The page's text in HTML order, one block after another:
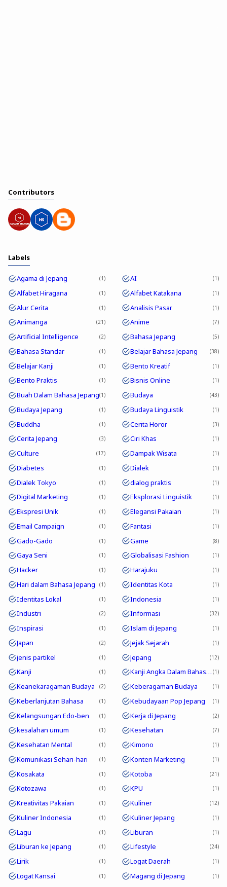
Contributors
Labels
Agama di Jepang 1 AI 1
Alfabet Hiragana 1 Alfabet Katakana 1
Alur Cerita 1 Analisis Pasar 1
Animanga 21 Anime 7
Artificial Intelligence 2 Bahasa Jepang 5
Bahasa Standar 1 Belajar Bahasa Jepang 38
Belajar Kanji 1 Bento Kreatif 1
Bento Praktis 1 Bisnis Online 1
Buah Dalam Bahasa Jepang 1 Budaya 43
Budaya Jepang 1 Budaya Linguistik 1
Buddha 1 Cerita Horor 3
Cerita Jepang 3 Ciri Khas 1
Culture 17 Dampak Wisata 1
Diabetes 1 Dialek 1
Dialek Tokyo 1 dialog praktis 1
Digital Marketing 1 Eksplorasi Linguistik 1
Ekspresi Unik 1 Elegansi Pakaian 1
Email Campaign 1 Fantasi 1
Gado-Gado 1 Game 8
Gaya Seni 1 Globalisasi Fashion 1
Hacker 1 Harajuku 1
Hari dalam Bahasa Jepang 1 Identitas Kota 1
Identitas Lokal 1 Indonesia 1
Industri 2 Informasi 32
Inspirasi 1 Islam di Jepang 1
Japan 2 Jejak Sejarah 1
jenis partikel 1 Jepang 12
Kanji 1 Kanji Angka Dalam Bahasa Jepang 1
Keanekaragaman Budaya 2 Keberagaman Budaya 1
Keberlanjutan Bahasa 1 Kebudayaan Pop Jepang 1
Kelangsungan Edo-ben 1 Kerja di Jepang 2
kesalahan umum 1 Kesehatan 7
Kesehatan Mental 1 Kimono 1
Komunikasi Sehari-hari 1 Konten Marketing 1
Kosakata 1 Kotoba 21
Kotozawa 1 KPU 1
Kreativitas Pakaian 1 Kuliner 12
Kuliner Indonesia 1 Kuliner Jepang 1
Lagu 1 Liburan 1
Liburan ke Jepang 1 Lifestyle 24
Lirik 1 Logat Daerah 1
Logat Kansai 1 Magang di Jepang 1